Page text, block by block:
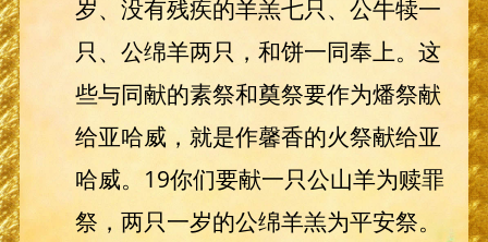
岁、没有残疾的羊羔七只、公牛犊一
只、公绵羊两只，和饼一同奉上。这
些与同献的素祭和奠祭要作为燔祭献
给亚哈威，就是作馨香的火祭献给亚
哈威。19你们要献一只公山羊为赎罪
祭，两只一岁的公绵羊羔为平安祭。